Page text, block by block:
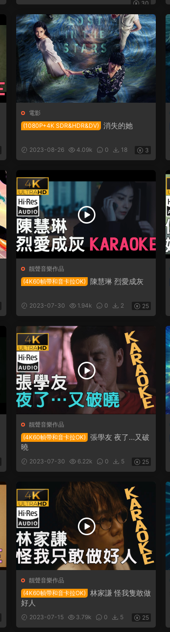
30
電影
(1080P+4K SDR&HDR&DV)
消失的她
2023-08-26 4.09k 0 18 3
靓聲音樂作品
(4K60幀帶和音卡拉OK)
陳慧琳 烈愛成灰
2023-07-30 1.94k 0 2 25
靓聲音樂作品
(4K60幀帶和音卡拉OK)
張學友 夜了…又破
曉
2023-07-30 6.22k 0 5 25
靓聲音樂作品
(4K60幀帶和音卡拉OK)
林家謙 怪我隻敢做
好人
2023-07-15 3.79k 0 5 25